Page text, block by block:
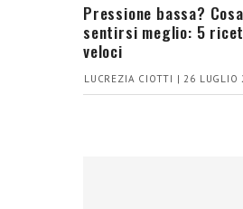
Pressione bassa?
sentirsi meglio: 5
veloci
LUCREZIA CIOTTI | 26 LUGLIO